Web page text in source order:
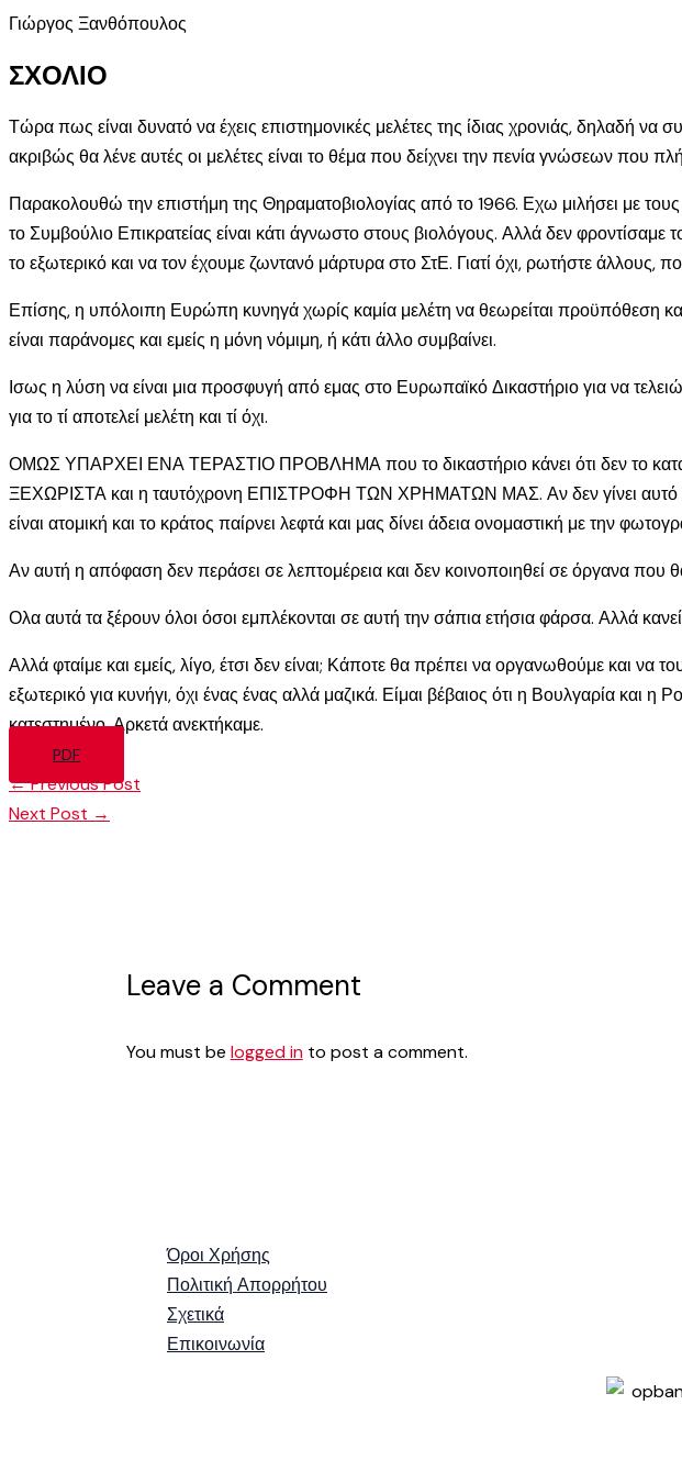
Γιώργος Ξανθόπουλος
ΣΧΟΛΙΟ
Τώρα πως είναι δυνατό να έχεις επιστημονικές μελέτες της ίδιας χρονιάς, δηλαδή να
ακριβώς θα λένε αυτές οι μελέτες είναι το θέμα που δείχνει την πενία γνώσεων που
Παρακολουθώ την επιστήμη της Θηραματοβιολογίας από το 1966. Εχω μιλήσει με
το Συμβούλιο Επικρατείας είναι κάτι άγνωστο στους βιολόγους. Αλλά δεν
το εξωτερικό και να τον έχουμε ζωντανό μάρτυρα στο ΣτΕ. Γιατί όχι, ρωτήστε άλλους,
Επίσης, η υπόλοιπη Ευρώπη κυνηγά χωρίς καμία μελέτη να θεωρείται προϋπόθεση
είναι παράνομες και εμείς η μόνη νόμιμη, ή κάτι άλλο συμβαίνει.
Ισως η λύση να είναι μια προσφυγή από εμας στο Ευρωπαϊκό Δικαστήριο για να
για το τί αποτελεί μελέτη και τί όχι.
ΟΜΩΣ ΥΠΑΡΧΕΙ ΕΝΑ ΤΕΡΑΣΤΙΟ ΠΡΟΒΛΗΜΑ που το δικαστήριο κάνει ότι δεν το
ΞΕΧΩΡΙΣΤΑ και η ταυτόχρονη ΕΠΙΣΤΡΟΦΗ ΤΩΝ ΧΡΗΜΑΤΩΝ ΜΑΣ. Αν δεν γίνει αυτό δεν
είναι ατομική και το κράτος παίρνει λεφτά και μας δίνει άδεια ονομαστική με την
Αν αυτή η απόφαση δεν περάσει σε λεπτομέρεια και δεν κοινοποιηθεί σε όργανα που
Ολα αυτά τα ξέρουν όλοι όσοι εμπλέκονται σε αυτή την σάπια ετήσια φάρσα. Αλλά
Αλλά φταίμε και εμείς, λίγο, έτσι δεν είναι; Κάποτε θα πρέπει να οργανωθούμε και να
εξωτερικό για κυνήγι, όχι ένας ένας αλλά μαζικά. Είμαι βέβαιος ότι η Βουλγαρία και
κατεστημένο. Αρκετά ανεκτήκαμε.
PDF
←Previous Post
Next Post →
Leave a Comment
You must be logged into post a comment.
Όροι Χρήσης
Πολιτική Απορρήτου
Σχετικά
Επικοινωνία